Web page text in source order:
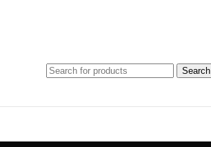
Search